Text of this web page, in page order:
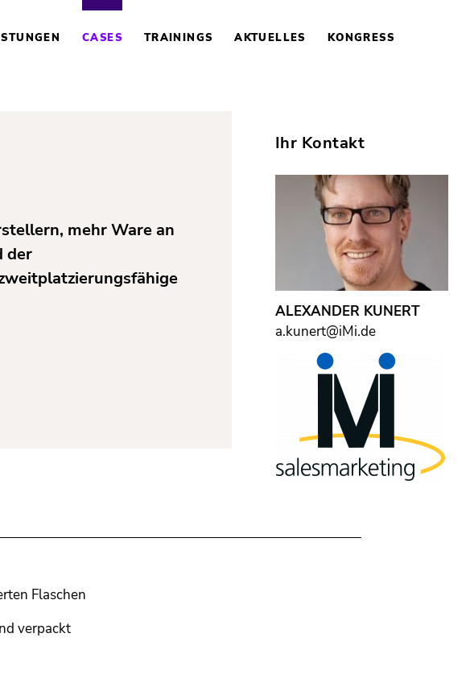
CASES TRAININGS AKTUELLES KONGRESS
mehr Ware an
der
Ihr Kontakt
ALEXANDER KUNERT
a.kunert@iMi.de
Flaschen
verpackt